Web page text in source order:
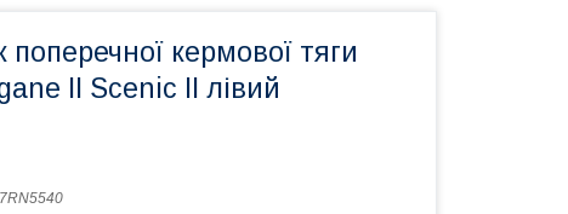
кермової тяги
II Scenic II лівий